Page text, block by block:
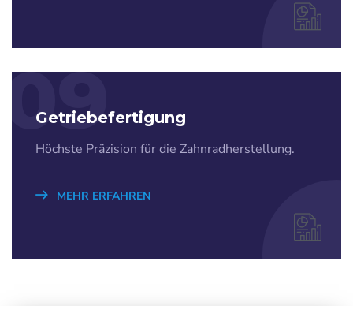
09
Getriebefertigung
Höchste Präzision für die Zahnradherstellung.
MEHR ERFAHREN